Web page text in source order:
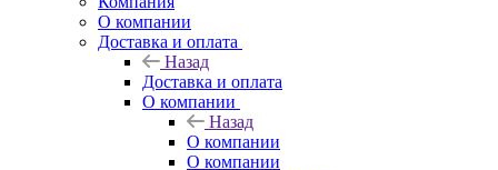
О компании
Доставка и оплата
Назад
Доставка и оплата
О компании
Назад
О компании
О компании